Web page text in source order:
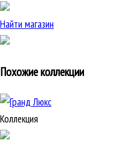
Найти магазин
Похожие коллекции
Коллекция